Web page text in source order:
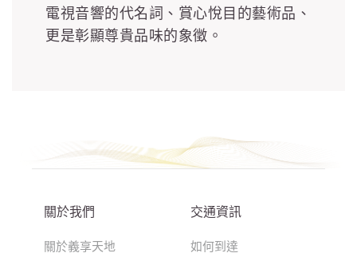
電視音響的代名詞、賞心悅目的藝術品、
更是彰顯尊貴品味的象徵。
關於我們
關於義享天地
交通資訊
如何到達